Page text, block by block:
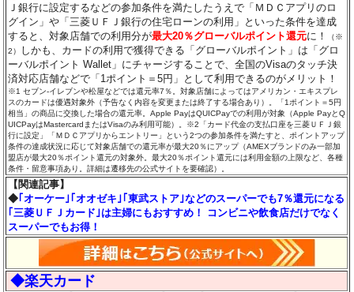
Ｊ銀行に設定するなどの参加条件を満たしたうえで「ＭＤＣアプリのロ
グイン」や「三菱ＵＦＪ銀行の住宅ローンの利用」といった条件を達成
すると、対象店舗での利用分が最大20％グローバルポイント還元に！
（※
2）
しかも、カードの利用で獲得できる「グローバルポイント」は「グロ
ーバルポイント Wallet」にチャージすることで、全国のVisaのタッチ決
済対応店舗などで「1ポイント＝5円」として利用できるのがメリット！
※1 セブン‐イレブンや松屋などでは還元率7％。対象店舗によってはアメリカン・エキスプレ
スのカードは優遇対象外（予告なく内容を変更または終了する場合あり）。「1ポイント＝5円
相当」の商品に交換した場合の還元率。Apple PayはQUICPayでの利用が対象（Apple PayとQ
UICPayはMastercardまたはVisaのみ利用可能）。※2「カード代金の支払口座を三菱ＵＦＪ銀
行に設定」「ＭＤＣアプリからエントリー」という2つの参加条件を満たすと、ポイントアップ
条件の達成状況に応じて対象店舗での還元率が最大20％にアップ（AMEXブランドのみ一部加
盟店が最大20％ポイント還元の対象外。最大20％ポイント還元には利用金額の上限など、各種
条件・留意事項あり。詳細は遷移先の公式サイトを要確認）。
【関連記事】
◆ ｢オーケー｣｢オオゼキ｣｢東武ストア｣などのスーパーでも7％還元になる
｢三菱ＵＦＪカード｣は主婦にもおすすめ！ コンビニや飲食店だけでなく
スーパーでもお得！
◆楽天カード